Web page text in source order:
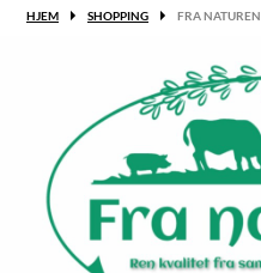
HJEM SHOPPING FRA NATUREN